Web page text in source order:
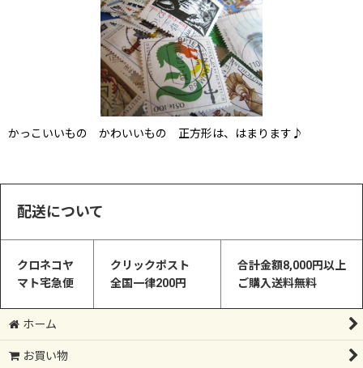
かっこいいもの かわいいもの 正方形は、はまります♪
配送について
クロネコヤ
マト宅急便
クリックポスト
全国一律200円
合計金額8,000円以上
ご購入送料無料
ホーム
お買い物